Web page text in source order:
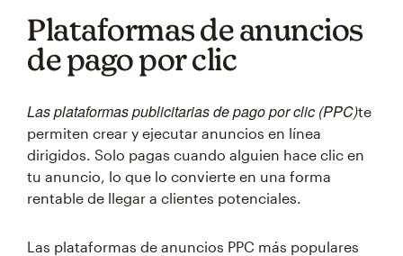
Plataformas de anuncios
de pago por clic
Las plataformas publicitarias de pago por clic (PPC)te
permiten crear y ejecutar anuncios en línea
dirigidos. Solo pagas cuando alguien hace clic en
tu anuncio, lo que lo convierte en una forma
rentable de llegar a clientes potenciales.
Las plataformas de anuncios PPC más populares